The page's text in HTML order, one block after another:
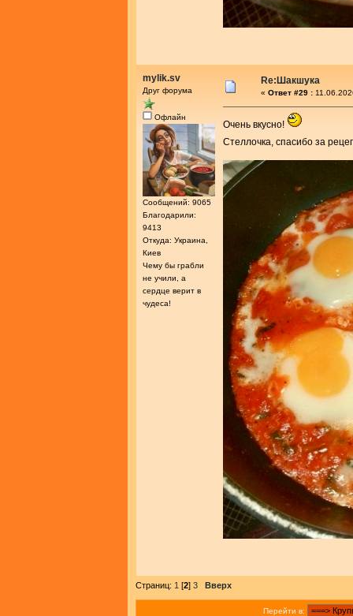
mylik.sv
Друг форума
Офлайн
Сообщений: 9065
Благодарили:
9413
Откуда: Украина,
Киев
Чему бы грабли
не учили, а
сердце верит в
чудеса!
Re:Шакшука
« Ответ #29 :
Очень вкусно!
Стеллочка, спасибо за
Страниц: 1 [2] 3 Вверх
Перейти в: